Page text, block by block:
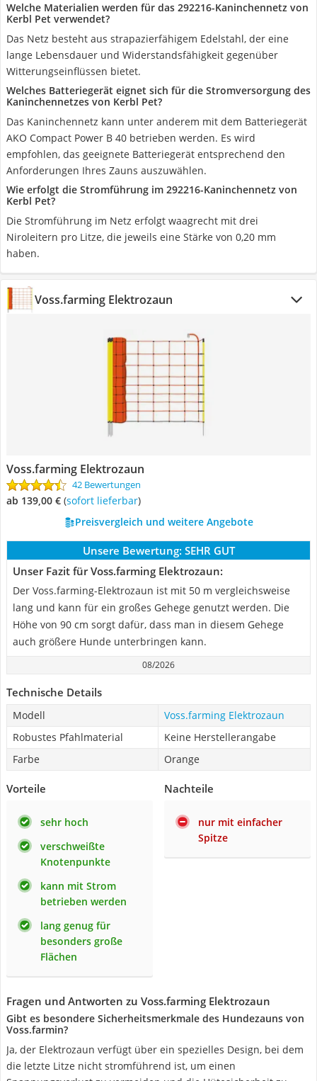
Welche Materialien werden für das 292216-Kaninchennetz von
Kerbl Pet verwendet?
Das Netz besteht aus strapazierfähigem Edelstahl, der eine
lange Lebensdauer und Widerstandsfähigkeit gegenüber
Witterungseinflüssen bietet.
Welches Batteriegerät eignet sich für die Stromversorgung des
Kaninchennetzes von Kerbl Pet?
Das Kaninchennetz kann unter anderem mit dem Batteriegerät
AKO Compact Power B 40 betrieben werden. Es wird
empfohlen, das geeignete Batteriegerät entsprechend den
Anforderungen Ihres Zauns auszuwählen.
Wie erfolgt die Stromführung im 292216-Kaninchennetz von
Kerbl Pet?
Die Stromführung im Netz erfolgt waagrecht mit drei
Niroleitern pro Litze, die jeweils eine Stärke von 0,20 mm
haben.
Voss.farming Elektrozaun
Voss.farming Elektrozaun
42 Bewertungen
ab 139,00 € ( Sofort lieferbar)
Preisvergleich und weitere Angebote
Unsere Bewertung: SEHR GUT
Unser Fazit für Voss.farming Elektrozaun:
Der Voss.farming-Elektrozaun ist mit 50 m vergleichsweise
lang und kann für ein großes Gehege genutzt werden. Die
Höhe von 90 cm sorgt dafür, dass man in diesem Gehege
auch größere Hunde unterbringen kann.
08/2026
Technische Details
Modell
Voss.farming Elektrozaun
Robustes Pfahlmaterial
Keine Herstellerangabe
Farbe
Orange
Vorteile
sehr hoch
verschweißte
Knotenpunkte
kann mit Strom
betrieben werden
lang genug für
besonders große
Flächen
Nachteile
nur mit einfacher
Spitze
Fragen und Antworten zu Voss.farming Elektrozaun
Gibt es besondere Sicherheitsmerkmale des Hundezauns von
Voss.farmin?
Ja, der Elektrozaun verfügt über ein spezielles Design, bei dem
die letzte Litze nicht stromführend ist, um einen